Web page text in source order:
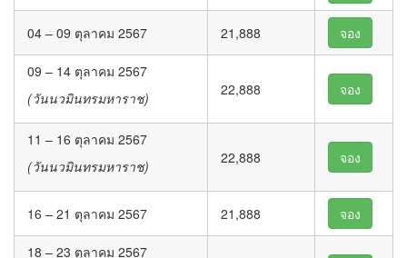
04 – 09 ตุลาคม 2567 21,888 จอง
09 – 14 ตุลาคม 2567
(วันนวมินทรมหาราช)
22,888 จอง
11 – 16 ตุลาคม 2567
(วันนวมินทรมหาราช)
22,888 จอง
16 – 21 ตุลาคม 2567 21,888 จอง
18 – 23 ตุลาคม 2567